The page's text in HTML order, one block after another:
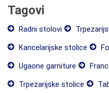
Tagovi
Radni stolovi
Kancelarijske stolice
Ugaone garniture
Trpezarijske stolice